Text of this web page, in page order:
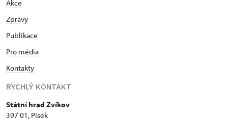
Akce
Zprávy
Publikace
Pro média
Kontakty
RYCHLÝ KONTAKT
Státní hrad Zvíkov
397 01, Písek